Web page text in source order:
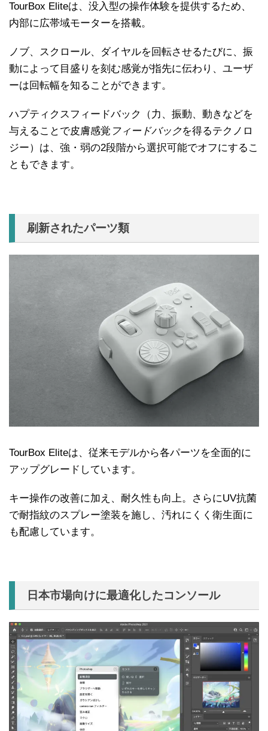
TourBox Eliteは、没入型の操作体験を提供するため、
内部に広帯域モーターを搭載。
ノブ、スクロール、ダイヤルを回転させるたびに、振
動によって目盛りを刻む感覚が指先に伝わり、ユーザ
ーは回転幅を知ることができます。
ハプティクスフィードバック（力、振動、動きなどを
与えることで皮膚感覚 フィードバックを得るテクノロ
ジー）は、強・弱の2段階から選択可能でオフにするこ
ともできます。
刷新されたパーツ類
TourBox Eliteは、従来モデルから各パーツを全面的に
アップグレードしています。
キー操作の改善に加え、耐久性も向上。さらにUV抗菌
で耐指紋のスプレー塗装を施し、汚れにくく衛生面に
も配慮しています。
日本市場向けに最適化したコンソール